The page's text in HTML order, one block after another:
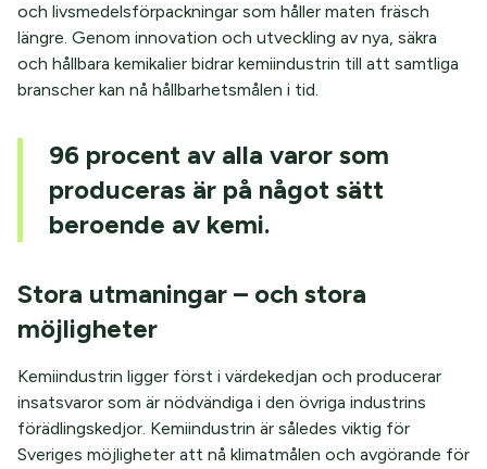
och livsmedelsförpackningar som håller maten fräsch
längre. Genom innovation och utveckling av nya, säkra
och hållbara kemikalier bidrar kemiindustrin till att samtliga
branscher kan nå hållbarhetsmålen i tid.
96 procent av alla varor som
produceras är på något sätt
beroende av kemi.
Stora utmaningar – och stora
möjligheter
Kemiindustrin ligger först i värdekedjan och producerar
insatsvaror som är nödvändiga i den övriga industrins
förädlingskedjor. Kemiindustrin är således viktig för
Sveriges möjligheter att nå klimatmålen och avgörande för